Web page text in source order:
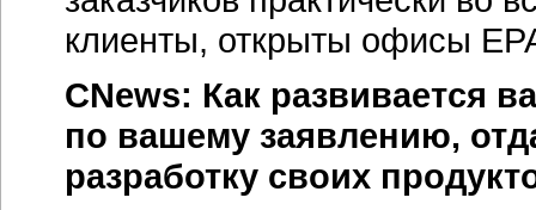
клиенты, открыты офисы
CNews: Как развивается
по вашему заявлению,
разработку своих